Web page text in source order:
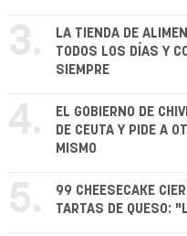
3.
LA TIENDA DE
TODOS LOS DÍAS Y
SIEMPRE
4.
EL GOBIERNO DE
DE CEUTA Y PIDE A
MISMO
5.
99 CHEESECAKE
TARTAS DE QUESO: